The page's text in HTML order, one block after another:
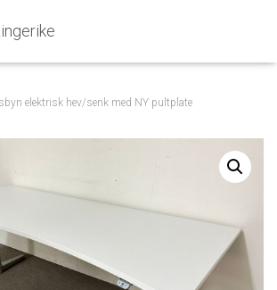
elektrisk hev/senk med NY pultplate